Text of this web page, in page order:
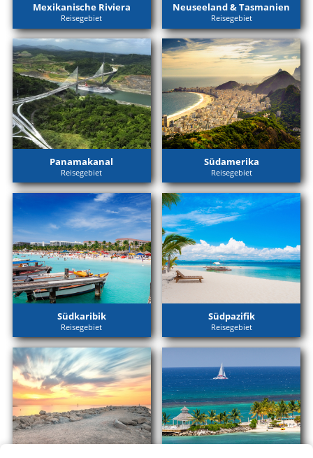
Mexikanische Riviera
Reisegebiet
Neuseeland & Tasmanien
Reisegebiet
Panamakanal
Reisegebiet
Südamerika
Reisegebiet
Südkaribik
Reisegebiet
Südpazifik
Reisegebiet